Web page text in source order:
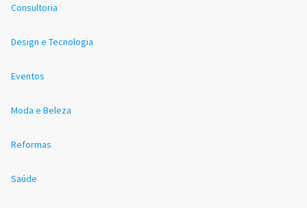
Consultoria
Design e Tecnologia
Eventos
Moda e Beleza
Reformas
Saúde